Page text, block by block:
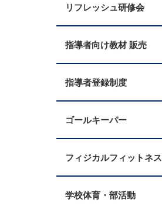
リフレッシュ研修会
指導者向け教材 販売
指導者登録制度
ゴールキーパー
フィジカルフィットネス
学校体育・部活動